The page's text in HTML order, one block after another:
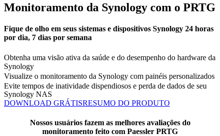
Monitoramento da Synology com o PRTG
Fique de olho em seus sistemas e dispositivos Synology 24 horas
por dia, 7 dias por semana
Obtenha uma visão ativa da saúde e do desempenho do hardware da
Synology
Visualize o monitoramento da Synology com painéis personalizados
Evite tempos de inatividade dispendiosos e perda de dados de seu
Synology NAS
DOWNLOAD GRÁTISRESUMO DO PRODUTO
Nossos usuários fazem as melhores avaliações do
monitoramento feito com Paessler PRTG